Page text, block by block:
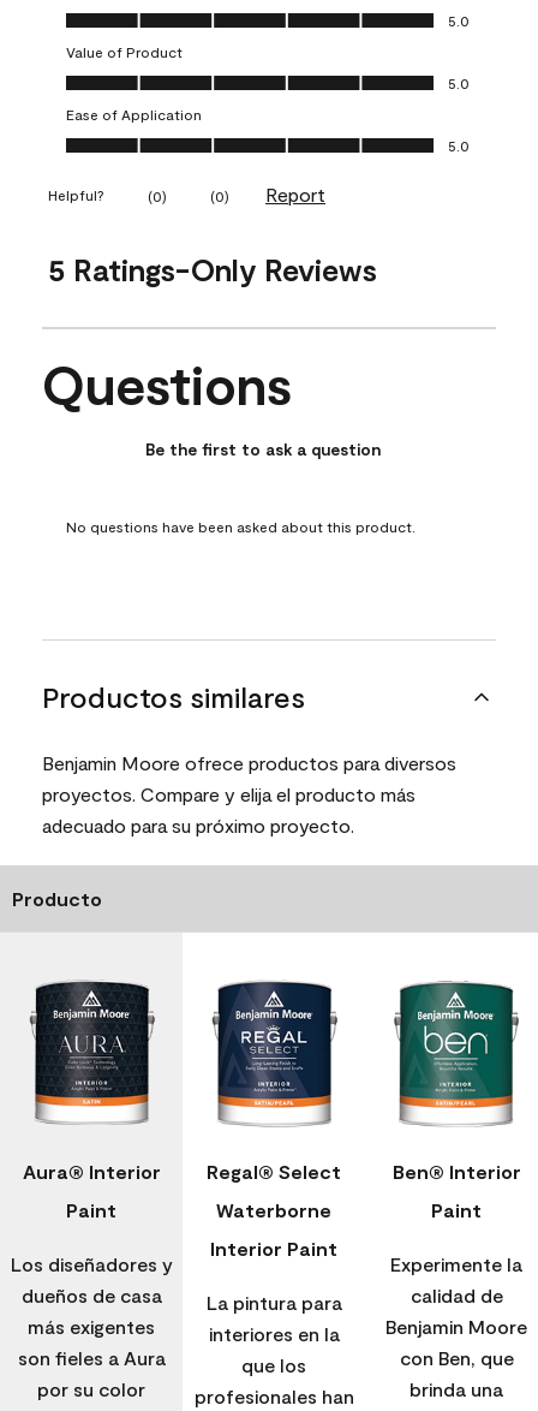
Quality of Product, 5.0 out of 5
5.0
Value of Product
Value of Product, 5.0 out of 5
5.0
Ease of Application
Ease of Application, 5.0 out of 5
5.0
Helpful? (0) (0) Report
5 Ratings-Only Reviews
No questions have been asked about this product.
Questions
Be the first to ask a question
No questions have been asked about this product.
Productos similares
Benjamin Moore ofrece productos para diversos
proyectos. Compare y elija el producto más
adecuado para su próximo proyecto.
Producto
Aura® Interior
Paint
Los diseñadores y
dueños de casa
más exigentes
son fieles a Aura
por su color
Regal® Select
Waterborne
Interior Paint
La pintura para
interiores en la
que los
profesionales han
Ben® Interior
Paint
Experimente la
calidad de
Benjamin Moore
con Ben, que
brinda una